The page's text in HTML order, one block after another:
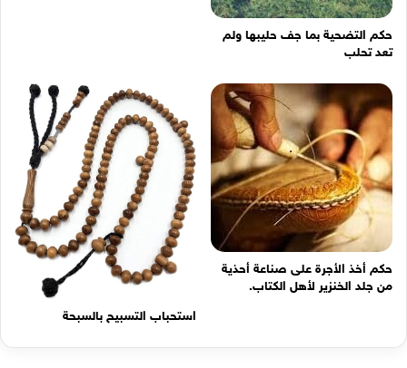
حكم التضحية بما جف حليبها ولم
تعد تحلب
حكم أخذ الأجرة على صناعة أحذية
من جلد الخنزير لأهل الكتاب.
استحباب التسبيح بالسبحة